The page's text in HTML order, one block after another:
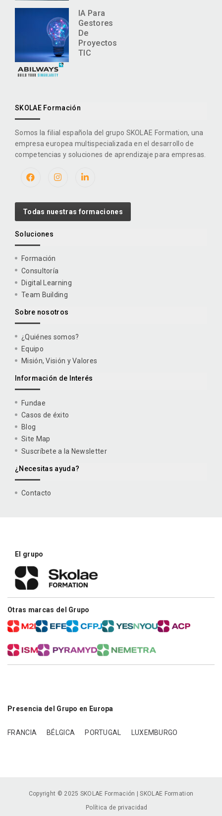
IA Para
Gestores
De
Proyectos
TIC
SKOLAE Formación
Somos la filial española del grupo SKOLAE Formation, una
empresa europea multispecializada en el desarrollo de
competencias y soluciones de aprendizaje para empresas.
Todas nuestras formaciones
Soluciones
Formación
Consultoría
Digital Learning
Team Building
Sobre nosotros
¿Quiénes somos?
Equipo
Misión, Visión y Valores
Información de Interés
Fundae
Casos de éxito
Blog
Site Map
Suscríbete a la Newsletter
¿Necesitas ayuda?
Contacto
El grupo
Otras marcas del Grupo
Presencia del Grupo en Europa
FRANCIA BÉLGICA PORTUGAL LUXEMBURGO
Copyright © 2025 SKOLAE Formación | SKOLAE Formation
Política de privacidad